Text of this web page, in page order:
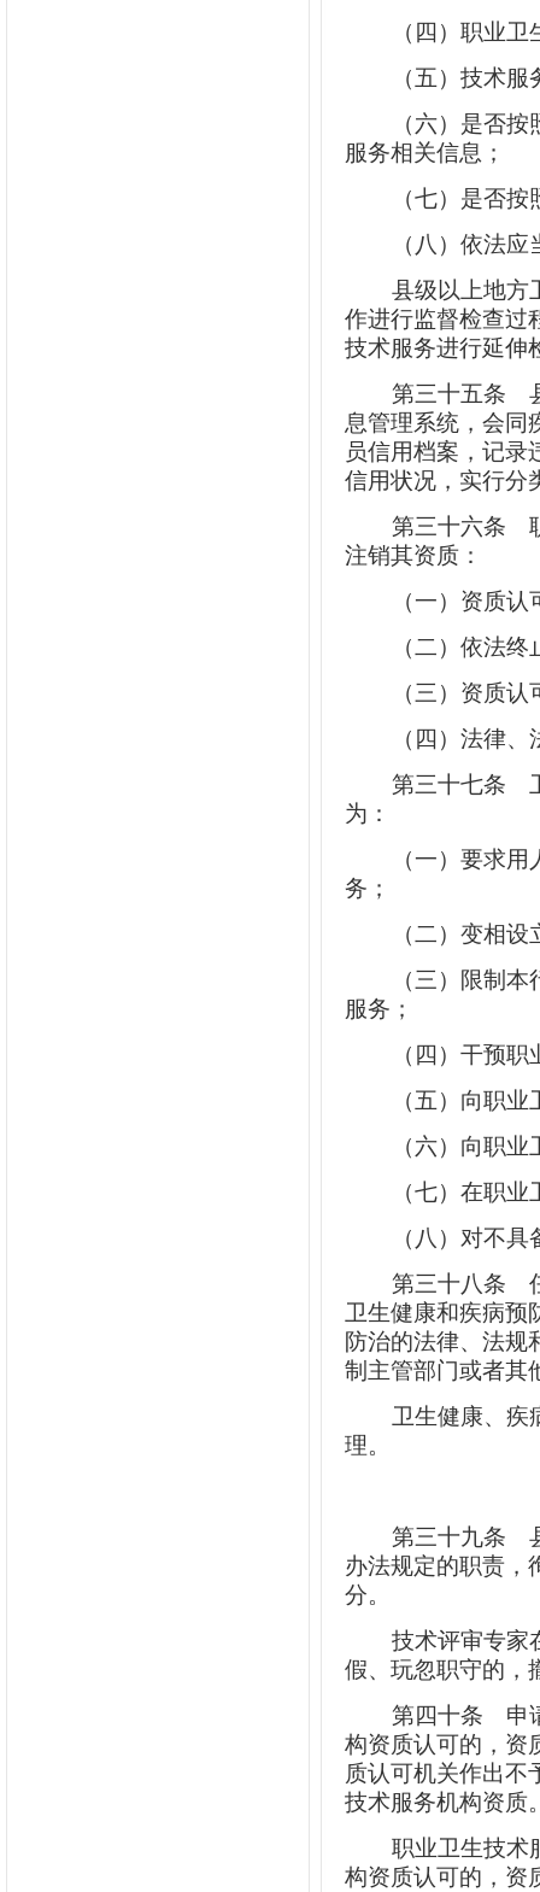
（四）职业
（五）技术
（六）是否
服务相关信息；
（七）是否
（八）依法
县级以上地方
作进行监督检查过
技术服务进行延伸
第三十五条
息管理系统，会同
员信用档案，记录
信用状况，实行分
第三十六条
注销其资质：
（一）资质
（二）依法终
（三）资质
（四）法律
第三十七条
为：
（一）要求
务；
（二）变相
（三）限制
服务；
（四）干预
（五）向职
（六）向职
（七）在职
（八）对不
第三十八条
卫生健康和疾病预
防治的法律、法规
制主管部门或者其
卫生健康、疾
理。
第三十九条
办法规定的职责，
分。
技术评审专家
假、玩忽职守的，
第四十条 申
构资质认可的，资
质认可机关作出不
技术服务机构资质
职业卫生技术
构资质认可的，资